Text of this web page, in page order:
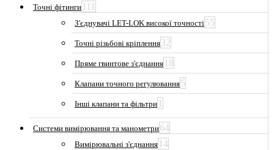
Точні фітинги 111
З'єднувачі LET-LOK високої точності 55
Точні різьбові кріплення32
Пряме гвинтове з'єднання 18
Клапани точного регулювання5
Інші клапани та фільтри 1
Системи вимірювання та манометри64
Вимірювальні з'єднання 14